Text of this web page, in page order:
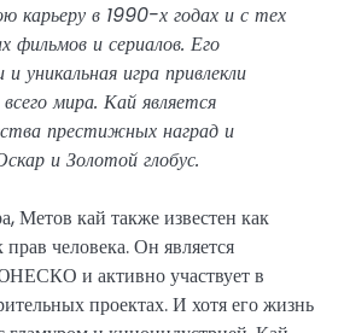
карьеру в 1990-х годах и с тех
фильмов и сериалов. Его
уникальная игра привлекли
мира. Кай является
престижных наград и
и Золотой глобус.
Метов кай также известен как
человека. Он является
и активно участвует в
проектах. И хотя его жизнь